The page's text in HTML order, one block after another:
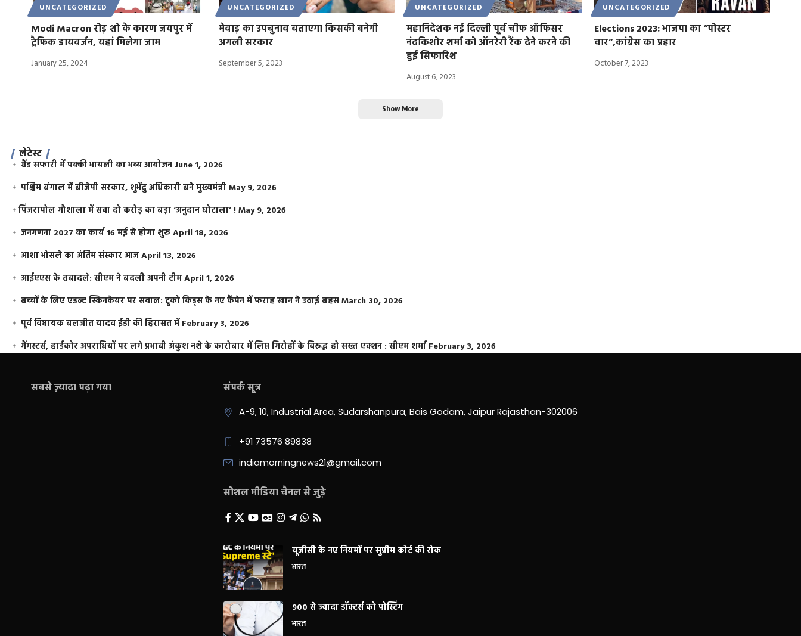
UNCATEGORIZED
Modi Macron रोड़ शो के कारण जयपुर में
ट्रैफिक डायवर्जन, यहां मिलेगा जाम
January 25, 2024
UNCATEGORIZED
मेवाड़ का उपचुनाव बताएगा किसकी बनेगी
अगली सरकार
September 5, 2023
UNCATEGORIZED
महानिदेशक नई दिल्ली पूर्व चीफ ऑफिसर
नंदकिशोर शर्मा को ऑनरेरी रैंक देने करने की
हुई सिफारिश
August 6, 2023
UNCATEGORIZED
Elections 2023: भाजपा का “पोस्टर
वार”,कांग्रेस का प्रहार
October 7, 2023
Show More
लेटेस्ट
ग्रैंड सफारी में पक्की भायली का भव्य आयोजन June 1, 2026
पश्चिम बंगाल में बीजेपी सरकार, शुभेंदु अधिकारी बने मुख्यमंत्रीMay 9, 2026
​पिंजरापोल गौशाला में सवा दो करोड़ का बड़ा ‘अनुदान घोटाला’ !May 9, 2026
जनगणना 2027 का कार्य 16 मई से होगा शुरूApril 18, 2026
आशा भोसले का अंतिम संस्कार आजApril 13, 2026
आईएएस के तबादले: सीएम ने बदली अपनी टीमApril 1, 2026
बच्चों के लिए एडल्ट स्किनकेयर पर सवाल: टूको किड्स के नए कैंपेन में फराह खान ने उठाई बहसMarch 30, 2026
पूर्व विधायक बलजीत यादव ईडी की हिरासत में February 3, 2026
गैंगस्टर्स, हार्डकोर अपराधियों पर लगे प्रभावी अंकुश नशे के कारोबार में लिप्त गिरोहों के विरूद्ध हो सख्त एक्शन : सीएम शर्मा February 3, 2026
सबसे ज़्यादा पढ़ा गया संपर्क सूत्र
A-9, 10, Industrial Area, Sudarshanpura, Bais Godam, Jaipur Rajasthan-302006
+91 73576 89838
indiamorningnews21@gmail.com
सोशल मीडिया चैनल से जुड़े
यूजीसी के नए नियमों पर सुप्रीम कोर्ट की रोक
भारत
900 से ज्यादा डॉक्टर्स को पोस्टिंग
भारत